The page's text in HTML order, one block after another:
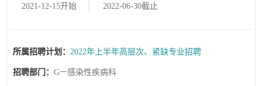
2021-12-15开始
2022-06-30截止
所属招聘计划：2022年上半年高层次、紧缺专业招聘
招聘部门：Gㅡ感染性疾病科